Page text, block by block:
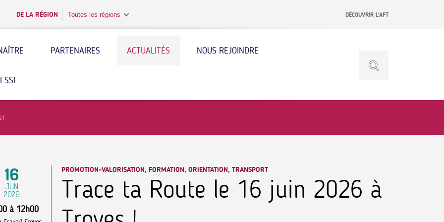
DE LA RÉGION Toutes les régions DÉCOUVRIR L’AFT
PARTENAIRES ACTUALITÉS NOUS REJOINDRE
!
16
JUN
2026
à 12h00
PROMOTION-VALORISATION, FORMATION, ORIENTATION, TRANSPORT
Trace ta Route le 16 juin 2026 à